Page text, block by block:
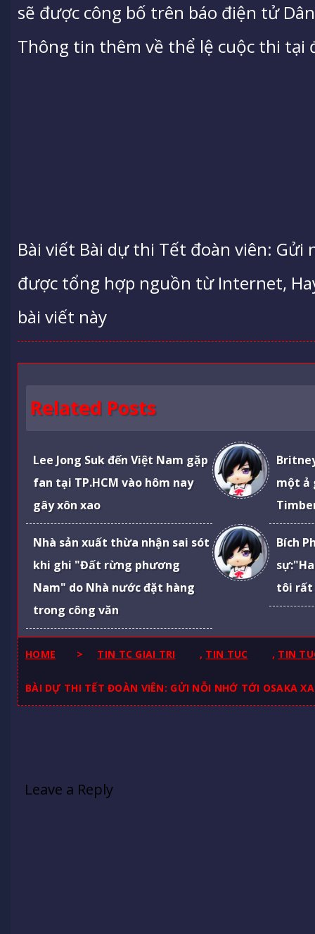
sẽ được công bố trên báo điện tử
Thông tin thêm về thể lệ cuộc thi tại
Bài viết Bài dự thi Tết đoàn viên: Gửi
được tổng hợp nguồn từ Internet,
bài viết này
Related Posts
Lee Jong Suk đến Việt Nam gặp
fan tại TP.HCM vào hôm nay
gây xôn xao
một ả
Nhà sản xuất thừa nhận sai sót
khi ghi "Đất rừng phương
Nam" do Nhà nước đặt hàng
trong công văn
Bích
tôi
HOME > TIN TC GIAI TRI , TIN TUC , TIN
BÀI DỰ THI TẾT ĐOÀN VIÊN: GỬI NỖI NHỚ TỚI OSAKA
Leave a Reply